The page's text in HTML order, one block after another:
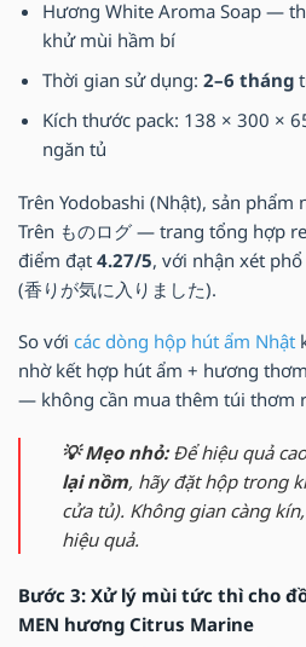
Hương White Aroma Soap —
khử mùi hầm bí
Thời gian sử dụng: 2–6 tháng
Kích thước pack: 138 × 300 ×
ngăn tủ
Trên Yodobashi (Nhật), sản phẩm
Trên ものログ — trang tổng hợp
điểm đạt 4.27/5, với nhận xét
(香りが気に入りました).
So với các dòng hộp hút ẩm Nhật
nhờ kết hợp hút ẩm + hương
— không cần mua thêm túi thơm
💡 Mẹo nhỏ:Để hiệu quả
lại nồm, hãy đặt hộp trong
cửa tủ). Không gian càng
hiệu quả.
Bước 3: Xử lý mùi tức thì cho
MEN hương Citrus Marine